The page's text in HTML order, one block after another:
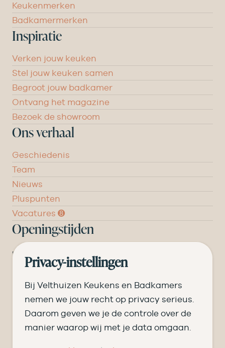
Keukenmerken
Badkamermerken
Inspiratie
Verken jouw keuken
Stel jouw keuken samen
Begroot jouw badkamer
Ontvang het magazine
Bezoek de showroom
Ons verhaal
Geschiedenis
Team
Nieuws
Pluspunten
Vacatures ➑
Openingstijden
DI 09.00 tot 17.30
09.00 tot 17.30
09.00 tot 20.00
Privacy-instellingen
Bij Velthuizen Keukens en Badkamers
nemen we jouw recht op privacy serieus.
Daarom geven we je de controle over de
manier waarop wij met je data omgaan.